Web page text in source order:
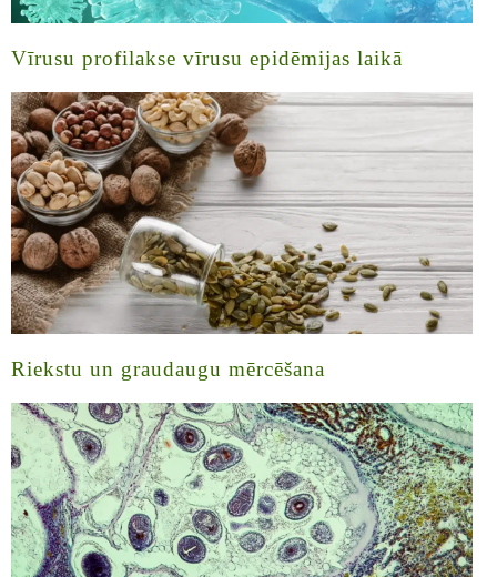
Vīrusu profilakse vīrusu epidēmijas laikā
Riekstu un graudaugu mērcēšana